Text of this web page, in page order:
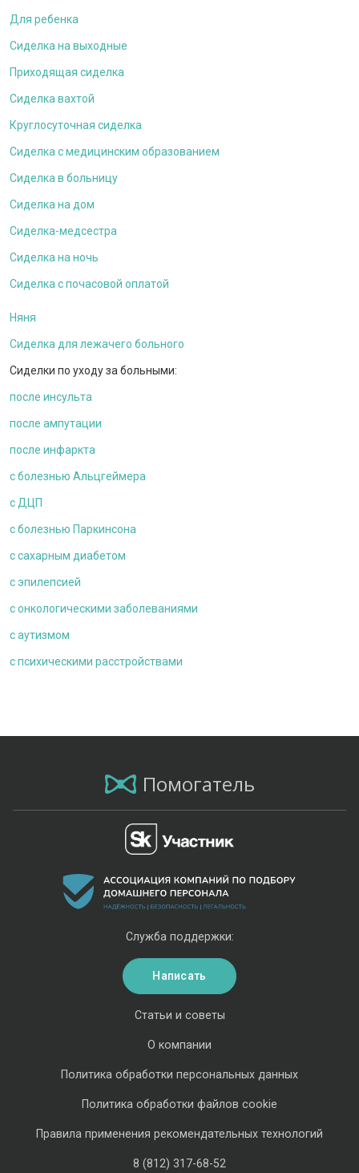
Для ребенка
Сиделка на выходные
Приходящая сиделка
Сиделка вахтой
Круглосуточная сиделка
Сиделка с медицинским образованием
Сиделка в больницу
Сиделка на дом
Сиделка-медсестра
Сиделка на ночь
Сиделка с почасовой оплатой
Няня
Сиделка для лежачего больного
Сиделки по уходу за больными:
после инсульта
после ампутации
после инфаркта
c болезнью Альцгеймера
с ДЦП
c болезнью Паркинсона
с сахарным диабетом
с эпилепсией
с онкологическими заболеваниями
c аутизмом
с психическими расстройствами
Помогатель
Статьи и советы
О компании
Политика обработки персональных данных
Политика обработки файлов cookie
Правила применения рекомендательных технологий
8 (812) 317-68-52
Служба поддержки:
Написать